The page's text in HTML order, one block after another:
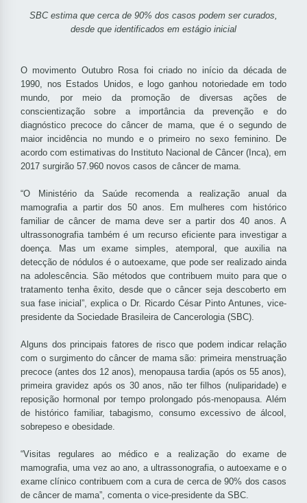
SBC estima que cerca de 90% dos casos podem ser curados,
desde que identificados em estágio inicial
O movimento Outubro Rosa foi criado no início da década de
1990, nos Estados Unidos, e logo ganhou notoriedade em todo
mundo, por meio da promoção de diversas ações de
conscientização sobre a importância da prevenção e do
diagnóstico precoce do câncer de mama, que é o segundo de
maior incidência no mundo e o primeiro no sexo feminino. De
acordo com estimativas do Instituto Nacional de Câncer (Inca), em
2017 surgirão 57.960 novos casos de câncer de mama.
“O Ministério da Saúde recomenda a realização anual da
mamografia a partir dos 50 anos. Em mulheres com histórico
familiar de câncer de mama deve ser a partir dos 40 anos. A
ultrassonografia também é um recurso eficiente para investigar a
doença. Mas um exame simples, atemporal, que auxilia na
detecção de nódulos é o autoexame, que pode ser realizado ainda
na adolescência. São métodos que contribuem muito para que o
tratamento tenha êxito, desde que o câncer seja descoberto em
sua fase inicial”, explica o Dr. Ricardo César Pinto Antunes, vice-
presidente da Sociedade Brasileira de Cancerologia (SBC).
Alguns dos principais fatores de risco que podem indicar relação
com o surgimento do câncer de mama são: primeira menstruação
precoce (antes dos 12 anos), menopausa tardia (após os 55 anos),
primeira gravidez após os 30 anos, não ter filhos (nuliparidade) e
reposição hormonal por tempo prolongado pós-menopausa. Além
de histórico familiar, tabagismo, consumo excessivo de álcool,
sobrepeso e obesidade.
“Visitas regulares ao médico e a realização do exame de
mamografia, uma vez ao ano, a ultrassonografia, o autoexame e o
exame clínico contribuem com a cura de cerca de 90% dos casos
de câncer de mama”, comenta o vice-presidente da SBC.